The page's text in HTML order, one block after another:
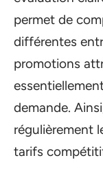
permet de
différentes
promotions
demande.
régulièrement
tarifs